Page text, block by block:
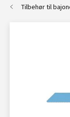
Tilbehør til